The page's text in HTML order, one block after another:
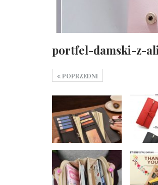
portfel-damski-z-
POPRZEDNI